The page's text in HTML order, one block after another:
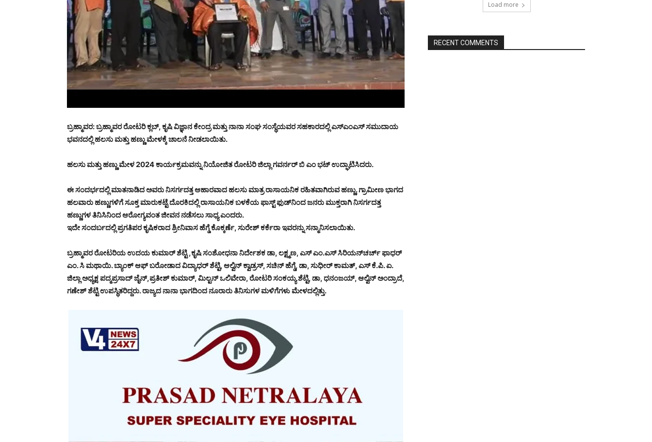
ಬ್ರಹ್ಮಾವರ: ಬ್ರಹ್ಮಾವರ ರೋಟರಿ ಕ್ಲಬ್, ಕೃಷಿ ವಿಜ್ಞಾನ ಕೇಂದ್ರ ಮತ್ತು ನಾನಾ ಸಂಘ ಸಂಸ್ಥೆಯವರ ಸಹಕಾರದಲ್ಲಿ ಎಸ್‌ಎಂಎಸ್ ಸಮುದಾಯ
ಭವನದಲ್ಲಿ ಹಲಸು ಮತ್ತು ಹಣ್ಣು ಮೇಳಕ್ಕೆ ಚಾಲನೆ ನೀಡಲಾಯಿತು.
ಹಲಸು ಮತ್ತು ಹಣ್ಣು ಮೇಳ 2024 ಕಾರ್ಯಕ್ರಮವನ್ನು ನಿಯೋಜಿತ ರೋಟರಿ ಜಿಲ್ಲಾ ಗವರ್ನರ್ ಬಿ ಎಂ ಭಟ್ ಉದ್ಘಾಟಿಸಿದರು.
ಈ ಸಂದರ್ಭದಲ್ಲಿ ಮಾತನಾಡಿದ ಅವರು ನಿಸರ್ಗದತ್ತ ಆಹಾರವಾದ ಹಲಸು ಮಾತ್ರ ರಾಸಾಯನಿಕ ರಹಿತವಾಗಿರುವ ಹಣ್ಣು. ಗ್ರಾಮೀಣ ಭಾಗದ
ಹಲವಾರು ಹಣ್ಣುಗಳಿಗೆ ಸೂಕ್ತ ಮಾರುಕಟ್ಟೆ ದೊರಕಿದಲ್ಲಿ ರಾಸಾಯನಿಕ ಬಳಕೆಯ ಫಾಸ್ಟ್ ಫುಡ್‌ನಿಂದ ಜನರು ಮುಕ್ತರಾಗಿ ನಿಸರ್ಗದತ್ತ
ಹಣ್ಣುಗಳ ತಿನಿಸಿನಿಂದ ಆರೋಗ್ಯವಂತ ಜೀವನ ನಡೆಸಲು ಸಾಧ್ಯ ಎಂದರು.
ಇದೇ ಸಂದರ್ಬದಲ್ಲಿ ಪ್ರಗತಿಪರ ಕೃಷಿಕರಾದ ಶ್ರೀನಿವಾಸ ಹೆಗ್ಡೆ ಕೊಕ್ಕರ್ಣೆ, ಸುರೇಶ್ ಕರ್ಕೆರಾ ಇವರನ್ನು ಸನ್ಮಾನಿಸಲಾಯಿತು.
ಬ್ರಹ್ಮಾವರ ರೋಟರಿಯ ಉದಯ ಕುಮಾರ್ ಶೆಟ್ಟಿ ,ಕೃಷಿ ಸಂಶೋಧನಾ ನಿರ್ದೇಶಕ ಡಾ, ಲಕ್ಷ್ಮಣ, ಎಸ್ ಎಂ.ಎಸ್ ಸಿರಿಯನ್‌ಚರ್ಚ್ ಫಾಧರ್
ಎಂ. ಸಿ ಮಥಾಯಿ. ಬ್ಯಾಂಕ್ ಆಫ್ ಬರೋಡಾದ ವಿದ್ಯಾಧರ್ ಶೆಟ್ಟಿ, ಆಲ್ವಿನ್ ಕ್ವಾಡ್ರಸ್, ಸಚಿನ್ ಹೆಗ್ಡೆ, ಡಾ, ಸುಧೀರ್ ಕಾಮತ್, ಎಸ್ ಕೆ.ಪಿ. ಏ.
ಜಿಲ್ಲಾ ಅಧ್ಯಕ್ಷ ಪದ್ಮಪ್ರಸಾದ್ ಜೈನ್,ಪ್ರತೀಶ್ ಕುಮಾರ್, ಮಿಲ್ಟನ್ ಒಲಿವೇರಾ, ರೋಟರಿ ಸಂಕಯ್ಯ ಶೆಟ್ಟಿ, ಡಾ, ಧನಂಜಯ್, ಆಲ್ವಿನ್ ಅಂದ್ರಾದೆ,
ಗಣೇಶ್ ಶೆಟ್ಟಿ ಉಪಸ್ಥಿತರಿದ್ದರು. ರಾಜ್ಯದ ನಾನಾ ಭಾಗದಿಂದ ನೂರಾರು ತಿನಿಸುಗಳ ಮಳಿಗೆಗಳು ಮೇಳದಲ್ಲಿತ್ತು.
Load more
RECENT COMMENTS